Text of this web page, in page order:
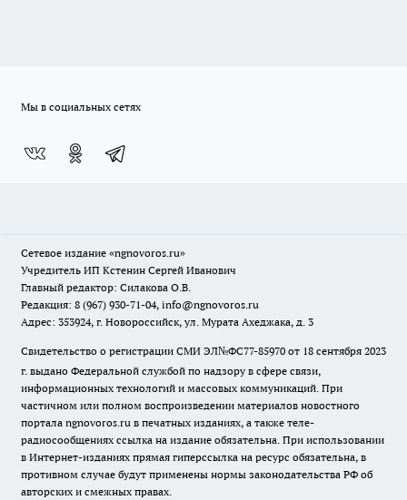
Мы в социальных сетях
Сетевое издание «ngnovoros.ru»
Учредитель ИП Кстенин Сергей Иванович
Главный редактор: Силакова О.В.
Редакция: 8 (967) 930-71-04, info@ngnovoros.ru
Адрес: 353924, г. Новороссийск, ул. Мурата Ахеджака, д. 3
Свидетельство о регистрации СМИ ЭЛ№ФС77-85970 от 18 сентября 2023
г. выдано Федеральной службой по надзору в сфере связи,
информационных технологий и массовых коммуникаций. При
частичном или полном воспроизведении материалов новостного
портала ngnovoros.ru в печатных изданиях, а также теле-
радиосообщениях ссылка на издание обязательна. При использовании
в Интернет-изданиях прямая гиперссылка на ресурс обязательна, в
противном случае будут применены нормы законодательства РФ об
авторских и смежных правах.